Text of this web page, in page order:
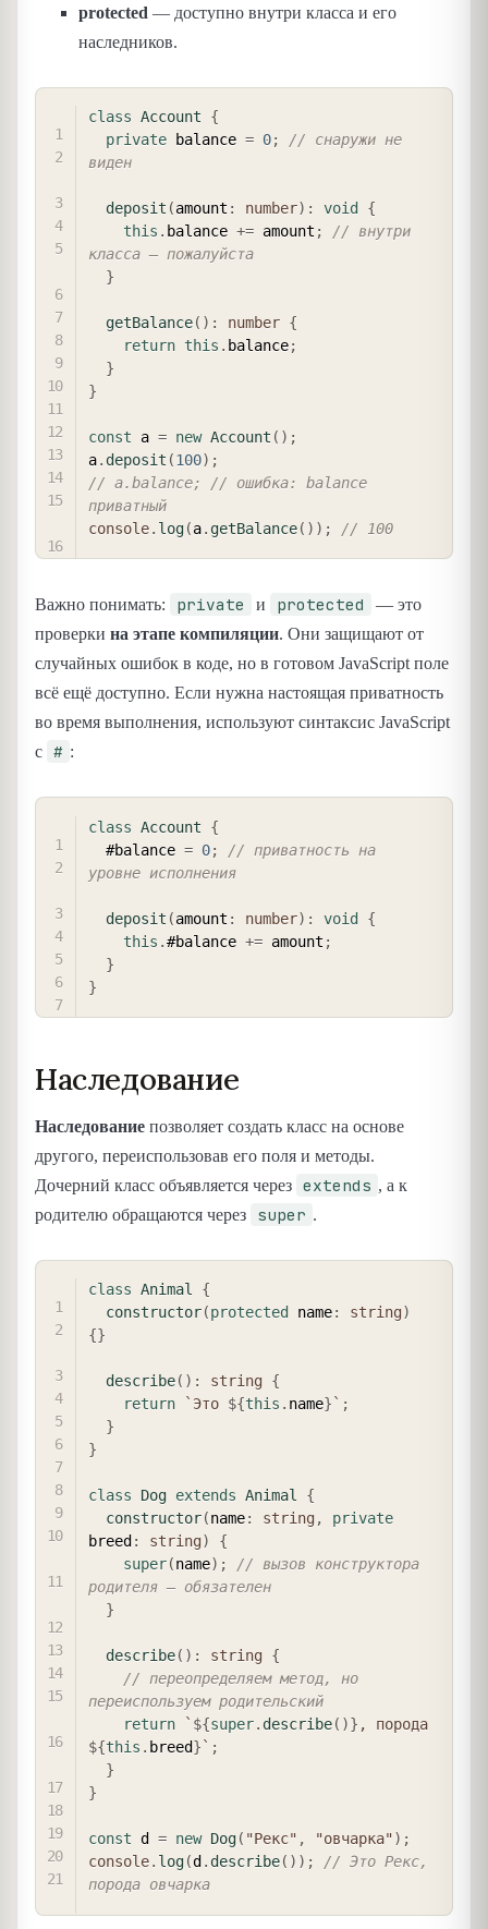
protected — доступно внутри класса и его
наследников.
class Account
{
private balance = 0;
// снаружи не
виден
deposit (amount : number) : void
{
this . balance += amount ;
// внутри
класса — пожалуйста
}
getBalance( ) : number {
return this . balance;
}
}
const a = new Account ( ) ;
a. deposit (100) ;
// a.balance; // ошибка: balance
приватный
console. log(a. getBalance( ) ) ; // 100
Важно понимать: private и protected
— это
проверки на этапе компиляции. Они защищают от
случайных ошибок в коде, но в готовом JavaScript поле
всё ещё доступно. Если нужна настоящая приватность
во время выполнения, используют синтаксис JavaScript
с # :
class Account
{
  #balance
= 0;
// приватность на
уровне исполнения
deposit (amount : number) : void {
this .#balance += amount ;
}
}
Наследование
Наследование позволяет создать класс на основе
другого, переиспользовав его поля и методы.
Дочерний класс объявляется через extends , а к
родителю обращаются через
super .
class Animal
{
constructor(protected name: string)
{}
describe( ) : string
{
return
` Это ${this . name} ` ;
}
}
class Dog extends Animal
{
constructor(name: string ,
private
breed : string)
{
super(name) ;
// вызов конструктора
родителя — обязателен
}
describe( ) : string
{
// переопределяем метод, но
переиспользуем родительский
return
` ${super. describe( )}
${this . breed} ` ;
}
}
const d = new Dog( "Рекс" , "овчарка") ;
console. log(d . describe( ) ) ;
// Это Рекс,
порода овчарка